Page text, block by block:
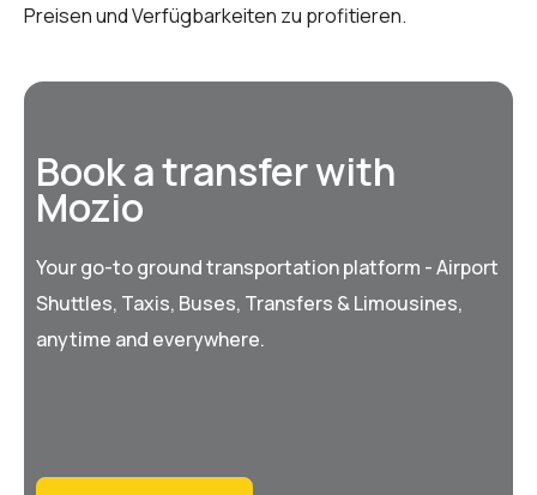
Preisen und Verfügbarkeiten zu profitieren.
Book a transfer with
Mozio
Your go-to ground transportation platform - Airport
Shuttles, Taxis, Buses, Transfers & Limousines,
anytime and everywhere.